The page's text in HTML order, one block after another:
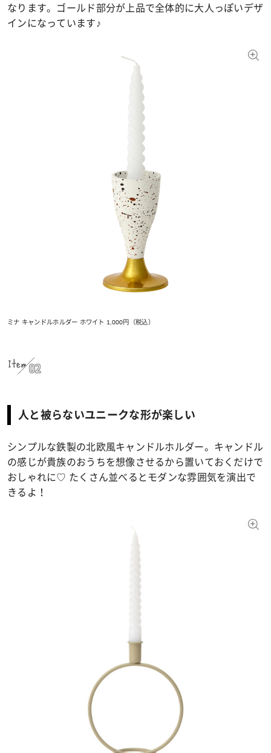
なります。ゴールド部分が上品で全体的に大人っぽいデザ
インになっています♪
ミナ キャンドルホルダー ホワイト 1,000円（税込）
Item 02
人と被らないユニークな形が楽しい
シンプルな鉄製の北欧風キャンドルホルダー。キャンドル
の感じが貴族のおうちを想像させるから置いておくだけで
おしゃれに♡ たくさん並べるとモダンな雰囲気を演出で
きるよ！